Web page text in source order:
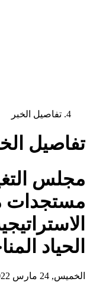
تفاصيل الخبر
تفاصيل
مجلس
مستجدات
الحياد
الخميس, 24 مارس 2022